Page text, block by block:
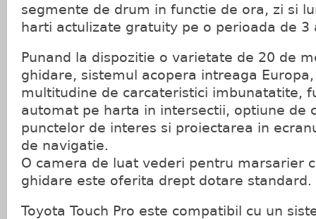
segmente de drum in functie de ora, zi si
harti actulizate gratuity pe o perioada de 3
Punand la dispozitie o varietate de 20 de
ghidare, sistemul acopera intreaga
multitudine de carcateristici imbunatatite,
automat pe harta in intersectii, optiune de
punctelor de interes si proiectarea in
de navigatie.
O camera de luat vederi pentru marsarier
ghidare este oferita drept dotare standard.
Toyota Touch Pro este compatibil cu un